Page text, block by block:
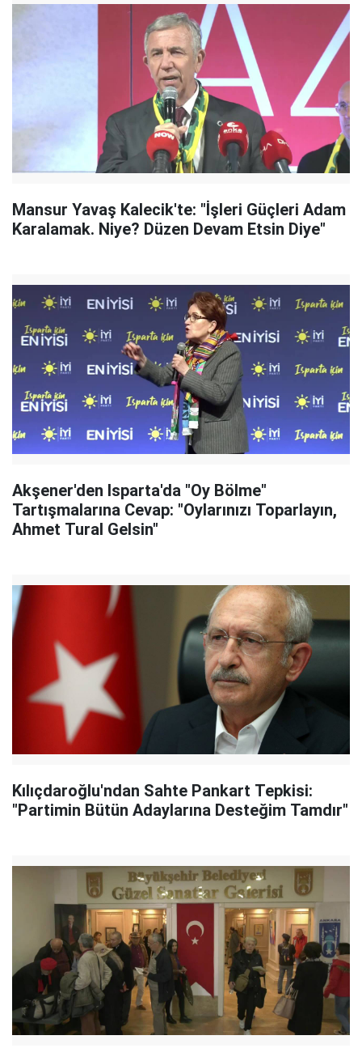
Mansur Yavaş Kalecik'te: "İşleri Güçleri Adam
Karalamak. Niye? Düzen Devam Etsin Diye"
Akşener'den Isparta'da "Oy Bölme"
Tartışmalarına Cevap: "Oylarınızı Toparlayın,
Ahmet Tural Gelsin"
Kılıçdaroğlu'ndan Sahte Pankart Tepkisi:
"Partimin Bütün Adaylarına Desteğim Tamdır"